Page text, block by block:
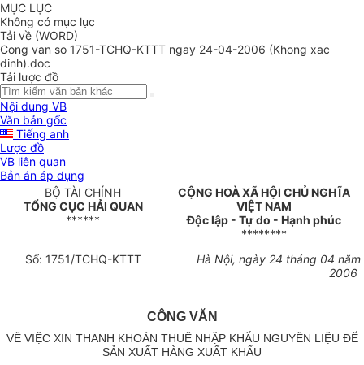
MỤC LỤC
Không có mục lục
Tải về (WORD)
Cong van so 1751-TCHQ-KTTT ngay 24-04-2006 (Khong xac
dinh).doc
Tải lược đồ
Nội dung VB
Văn bản gốc
Tiếng anh
Lược đồ
VB liên quan
Bản án áp dụng
BỘ TÀI CHÍNH
TỔNG CỤC HẢI QUAN
******
CỘNG HOÀ XÃ HỘI CHỦ NGHĨA
VIỆT NAM
Độc lập - Tự do - Hạnh phúc
********
Số: 1751/TCHQ-KTTT
Hà Nội, ngày 24 tháng 04 năm
2006
CÔNG VĂN
VỀ VIỆC XIN THANH KHOẢN THUẾ NHẬP KHẨU NGUYÊN LIỆU ĐỂ
SẢN XUẤT HÀNG XUẤT KHẨU